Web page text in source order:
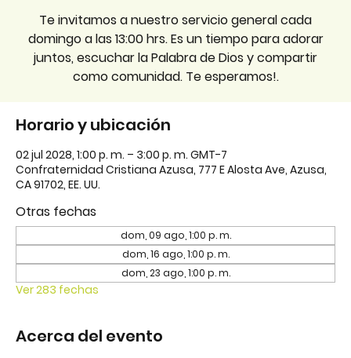
Te invitamos a nuestro servicio general cada
domingo a las 13:00 hrs. Es un tiempo para adorar
juntos, escuchar la Palabra de Dios y compartir
como comunidad. Te esperamos!.
Horario y ubicación
02 jul 2028, 1:00 p. m. – 3:00 p. m. GMT-7
Confraternidad Cristiana Azusa, 777 E Alosta Ave, Azusa,
CA 91702, EE. UU.
Otras fechas
dom, 09 ago, 1:00 p. m.
dom, 16 ago, 1:00 p. m.
dom, 23 ago, 1:00 p. m.
Ver 283 fechas
Acerca del evento